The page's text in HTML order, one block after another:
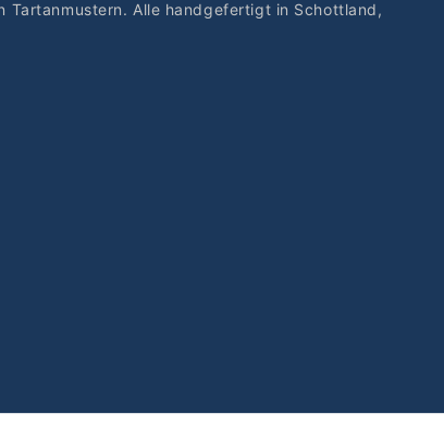
Alle handgefertigt in Schottland,